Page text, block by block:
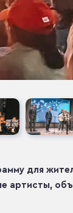
для
артисты,